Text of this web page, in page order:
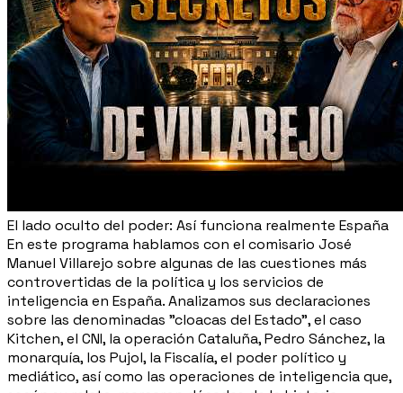
El lado oculto del poder: Así funciona realmente España
En este programa hablamos con el comisario José
Manuel Villarejo sobre algunas de las cuestiones más
controvertidas de la política y los servicios de
inteligencia en España. Analizamos sus declaraciones
sobre las denominadas "cloacas del Estado", el caso
Kitchen, el CNI, la operación Cataluña, Pedro Sánchez, la
monarquía, los Pujol, la Fiscalía, el poder político y
mediático, así como las operaciones de inteligencia que,